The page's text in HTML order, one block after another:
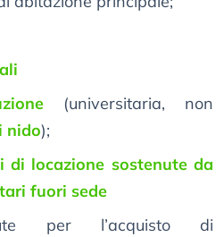
(universitaria, non
nido);
di locazione sostenute da
fuori sede
per l’acquisto di